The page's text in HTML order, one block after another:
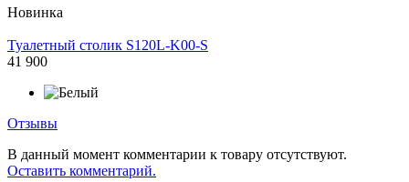
Новинка
Туалетный столик S120L-K00-S
41 900
Отзывы
В данный момент комментарии к товару отсутствуют.
Оставить комментарий.